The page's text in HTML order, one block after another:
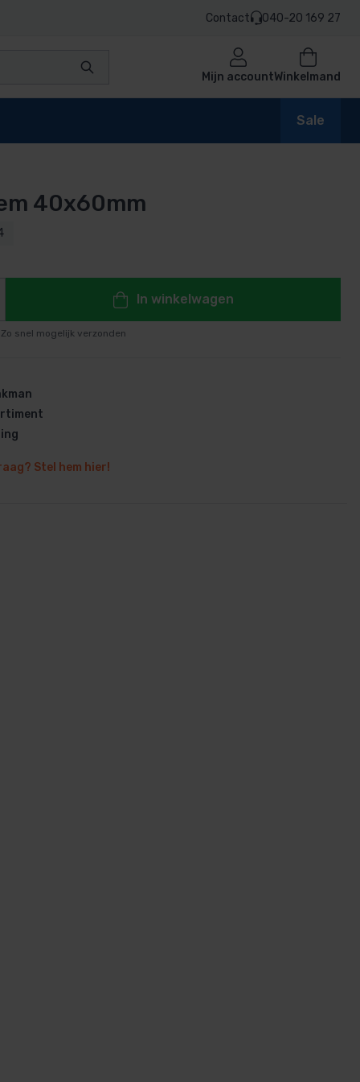
Contact 040-20 169 27
Mijn accountWinkelmand
Sale
40x60mm
In winkelwagen
Zo snel mogelijk verzonden
Stel hem hier!